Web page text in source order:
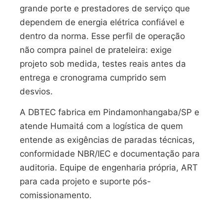
grande porte e prestadores de serviço que
dependem de energia elétrica confiável e
dentro da norma. Esse perfil de operação
não compra painel de prateleira: exige
projeto sob medida, testes reais antes da
entrega e cronograma cumprido sem
desvios.
A DBTEC fabrica em Pindamonhangaba/SP e
atende Humaitá com a logística de quem
entende as exigências de paradas técnicas,
conformidade NBR/IEC e documentação para
auditoria. Equipe de engenharia própria, ART
para cada projeto e suporte pós-
comissionamento.